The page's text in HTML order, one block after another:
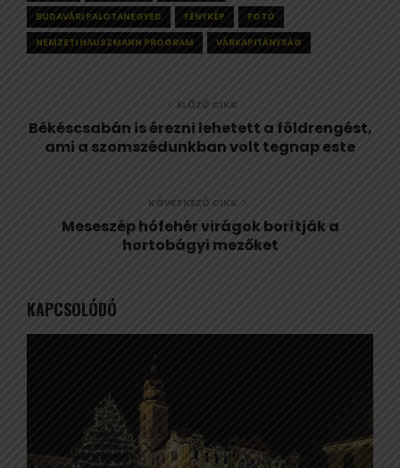
BUDAVÁRI PALOTANEGYED
FÉNYKÉP
FOTÓ
NEMZETI HAUSZMANN PROGRAM
VÁRKAPITÁNYSÁG
ELŐZŐ CIKK
Békéscsabán is érezni lehetett a földrengést,
ami a szomszédunkban volt tegnap este
KÖVETKEZŐ CIKK
Meseszép hófehér virágok borítják a
hortobágyi mezőket
KAPCSOLÓDÓ